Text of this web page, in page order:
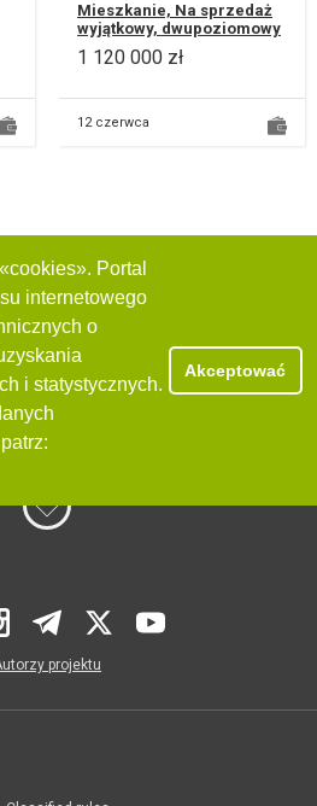
Mieszkanie, Na sprzedaż
wyjątkowy, dwupoziomowy
apartament położony na
zielonym i spokojnym
1 120 000 zł
12 czerwca
Portal
internetowego
o
i statystycznych.
Akceptować
projektu